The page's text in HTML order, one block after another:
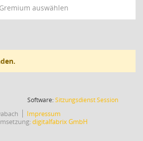
Gremium auswählen
Software:SitzungsdienstSession(Wird in
Impressum
digitalfabrix GmbH